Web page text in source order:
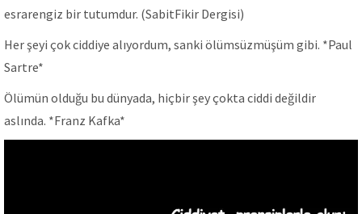
esrarengiz bir tutumdur. (SabitFikir Dergisi)
Her şeyi çok ciddiye alıyordum, sanki ölümsüzmüşüm gibi. *Paul
Sartre*
Ölümün olduğu bu dünyada, hiçbir şey çokta ciddi değildir
aslında. *Franz Kafka*